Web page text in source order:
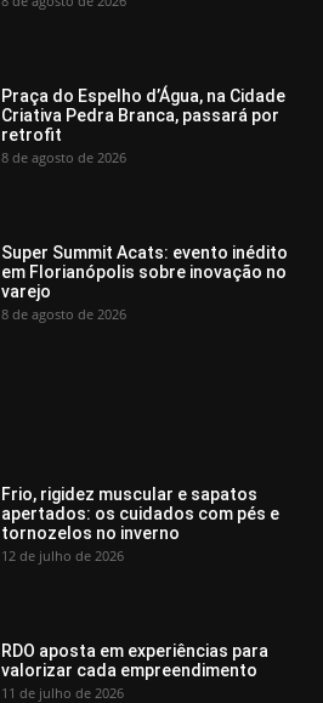
Praça do Espelho d’Água, na Cidade
Criativa Pedra Branca, passará por
retrofit
8 de agosto de 2026
Super Summit Acats: evento inédito
em Florianópolis sobre inovação no
varejo
8 de agosto de 2026
Frio, rigidez muscular e sapatos
apertados: os cuidados com pés e
tornozelos no inverno
12 de julho de 2026
RDO aposta em experiências para
valorizar cada empreendimento
11 de julho de 2026